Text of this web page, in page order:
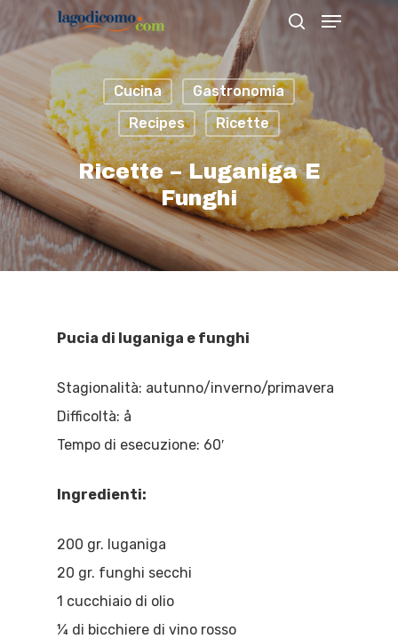
Hit enter to search or ESC to close
Cucina
Gastronomia
Recipes
Ricette
Ricette – Luganiga E
Funghi
Pucia di luganiga e funghi
Stagionalità: autunno/inverno/primavera
Difficoltà: å
Tempo di esecuzione: 60′
Ingredienti:
200 gr. luganiga
20 gr. funghi secchi
1 cucchiaio di olio
¼ di bicchiere di vino rosso